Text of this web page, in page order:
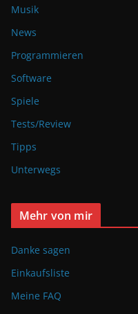
Musik
News
Programmieren
Software
Spiele
Tests/Review
Tipps
Unterwegs
Mehr von mir
Danke sagen
Einkaufsliste
Meine FAQ